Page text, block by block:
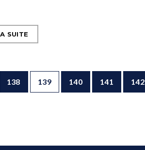
SUITE
138 139 140 141 142